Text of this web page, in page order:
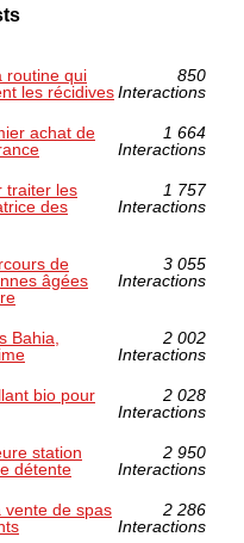
routine qui
les récidives
850
Interactions
achat de
1 664
Interactions
traiter les
des
1 757
Interactions
de
âgées
3 055
Interactions
Bahia,
2 002
Interactions
bio pour
2 028
Interactions
station
détente
2 950
Interactions
vente de spas
2 286
Interactions